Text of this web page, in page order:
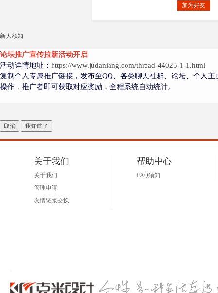
加为好友
新人须知
论坛推广宣传拉新活动开启
活动详情地址： https://www.judaniang.com/thread-44025-1-1.html
复制个人专属推广链接，发布至QQ、各类聊天社群、论坛、个人
操作，推广者即可获取对应奖励，全程系统自动统计。
取消 我知道了
关于我们
关于我们
管理申请
友情链接交换
帮助中心
FAQ须知